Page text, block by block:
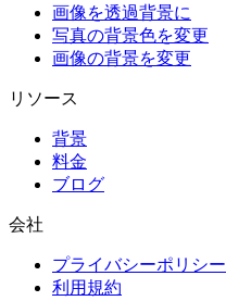
画像を透過背景に
写真の背景色を変更
画像の背景を変更
リソース
背景
料金
ブログ
会社
プライバシーポリシー
利用規約